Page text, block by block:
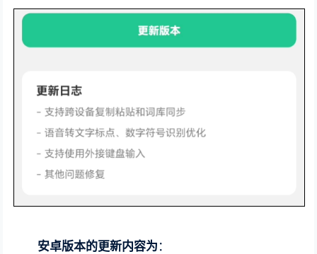
安卓版本的更新内容为 ：